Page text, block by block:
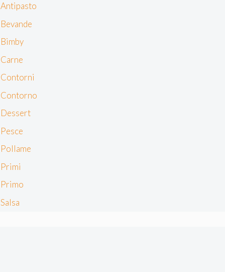
Antipasto
Bevande
Bimby
Carne
Contorni
Contorno
Dessert
Pesce
Pollame
Primi
Primo
Salsa